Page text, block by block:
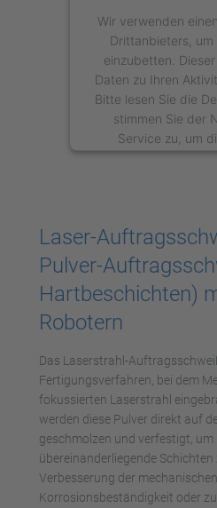
Wir verwenden
Drittanbieters, um
einzubetten.
Daten zu Ihren
Bitte lesen Sie die
stimmen Sie der
Service zu, um
powered by
Management
Laser-
Pulver-
Hartbeschichten)
Robotern
Das Laserstrahl-
Fertigungsverfahren, bei dem
fokussierten Laserstrahl
werden diese Pulver direkt auf
geschmolzen und verfestigt, um
übereinanderliegende Schichten
Verbesserung der
Korrosionsbeständigkeit oder